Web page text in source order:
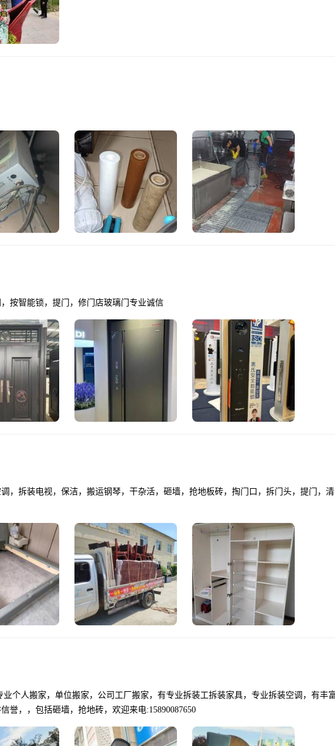
按智能锁，提门，修门店玻璃门专业诚信
，拆装电视，保洁，搬运钢琴，干杂活，砸墙，抢地板砖，掏门口，拆门头，提门，清
誉，，包括砸墙，抢地砖，欢迎来电:15890087650